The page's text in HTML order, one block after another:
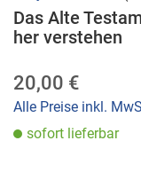
Das Alte
her verstehen
20,00 €
Alle Preise inkl.
sofort lieferbar